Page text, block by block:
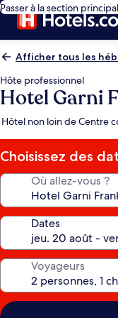
Passer à la section
Afficher tous les
Hôte professionnel
Hotel Garni
Hôtel non loin de Centre
Choisissez des
Où allez-vous ?
Dates
Voyageurs